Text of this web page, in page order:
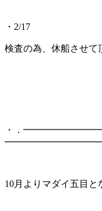
・2/17
検査の為、休船させて
・．
10月よりマダイ五目と